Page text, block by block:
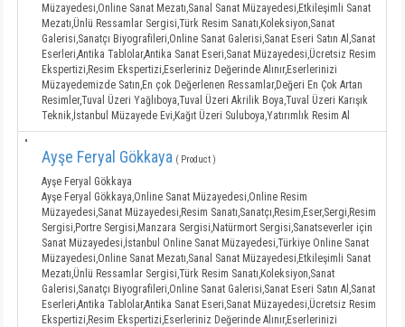
Müzayedesi,Online Sanat Mezatı,Sanal Sanat Müzayedesi,Etkileşimli Sanat
Mezatı,Ünlü Ressamlar Sergisi,Türk Resim Sanatı,Koleksiyon,Sanat
Galerisi,Sanatçı Biyografileri,Online Sanat Galerisi,Sanat Eseri Satın Al,Sanat
Eserleri,Antika Tablolar,Antika Sanat Eseri,Sanat Müzayedesi,Ücretsiz Resim
Ekspertizi,Resim Ekspertizi,Eserleriniz Değerinde Alınır,Eserlerinizi
Müzayedemizde Satın,En çok Değerlenen Ressamlar,Değeri En Çok Artan
Resimler,Tuval Üzeri Yağlıboya,Tuval Üzeri Akrilik Boya,Tuval Üzeri Karışık
Teknik,İstanbul Müzayede Evi,Kağıt Üzeri Suluboya,Yatırımlık Resim Al
Ayşe Feryal Gökkaya ( Product )
Ayşe Feryal Gökkaya
Ayşe Feryal Gökkaya,Online Sanat Müzayedesi,Online Resim
Müzayedesi,Sanat Müzayedesi,Resim Sanatı,Sanatçı,Resim,Eser,Sergi,Resim
Sergisi,Portre Sergisi,Manzara Sergisi,Natürmort Sergisi,Sanatseverler için
Sanat Müzayedesi,İstanbul Online Sanat Müzayedesi,Türkiye Online Sanat
Müzayedesi,Online Sanat Mezatı,Sanal Sanat Müzayedesi,Etkileşimli Sanat
Mezatı,Ünlü Ressamlar Sergisi,Türk Resim Sanatı,Koleksiyon,Sanat
Galerisi,Sanatçı Biyografileri,Online Sanat Galerisi,Sanat Eseri Satın Al,Sanat
Eserleri,Antika Tablolar,Antika Sanat Eseri,Sanat Müzayedesi,Ücretsiz Resim
Ekspertizi,Resim Ekspertizi,Eserleriniz Değerinde Alınır,Eserlerinizi